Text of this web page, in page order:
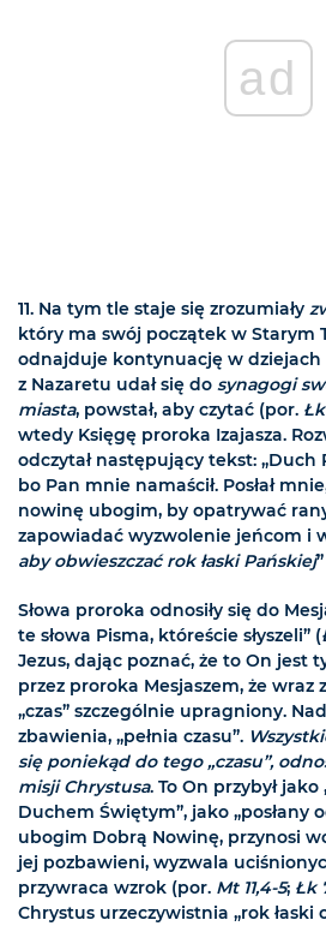
ad
11. Na tym tle staje się zrozumiały
który ma swój początek w Starym
odnajduje kontynuację w dziejach
z Nazaretu udał się do synagogi
miasta, powstał, aby czytać (por.
wtedy Księgę proroka Izajasza.
odczytał następujący tekst:
bo Pan mnie namaścił. Posłał
nowinę ubogim, by opatrywać
zapowiadać wyzwolenie jeńcom i
aby obwieszczać rok łaski Pańskiej
Słowa proroka odnosiły się do
te słowa Pisma, któreście słyszeli” (
Jezus, dając poznać, że to On jest
przez proroka Mesjaszem, że wraz
„czas” szczególnie upragniony.
zbawienia, „pełnia czasu”.
się poniekąd do tego „czasu”,
misji Chrystusa. To On przybył
Duchem Świętym”, jako „posłany
ubogim Dobrą Nowinę, przynosi
jej pozbawieni, wyzwala
przywraca wzrok (por. Mt 11,4-5; Łk
Chrystus urzeczywistnia „rok łaski